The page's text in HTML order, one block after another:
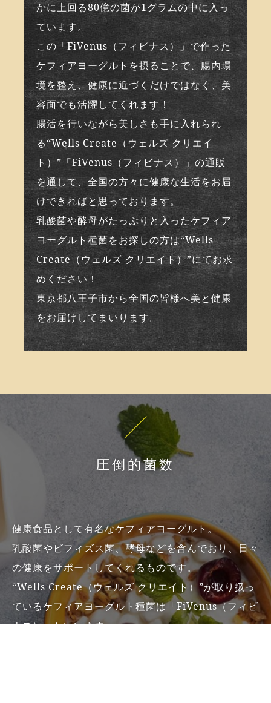
かに上回る80億の菌が1グラムの中に入っ
ています。
この「FiVenus（フィビナス）」で作った
ケフィアヨーグルトを摂ることで、腸内環
境を整え、健康に近づくだけではなく、美
容面でも活躍してくれます！
腸活を行いながら美しさも手に入れられ
る“Wells Create（ウェルズ クリエイ
ト）”「FiVenus（フィビナス）」の通販
を通して、全国の方々に健康な生活をお届
けできればと思っております。
乳酸菌や酵母がたっぷりと入ったケフィア
ヨーグルト種菌をお探しの方は“Wells
Create（ウェルズ クリエイト）”にてお求
めください！
東京都八王子市から全国の皆様へ美と健康
をお届けしてまいります。
圧倒的菌数
健康食品として有名なケフィアヨーグルト。
乳酸菌やビフィズス菌、酵母などを含んでおり、日々
の健康をサポートしてくれるものです。
“Wells Create（ウェルズ クリエイト）”が取り扱っ
ているケフィアヨーグルト種菌は「FiVenus（フィビ
ナス）」といいます。